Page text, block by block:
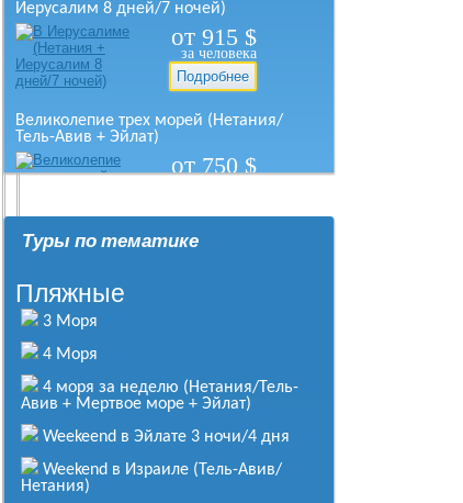
Иерусалим 8 дней/7 ночей)
от 915 $
за человека
Подробнее
Великолепие трех морей (Нетания/
Тель-Авив + Эйлат)
от750 $
Великолепный Израиль (Эйлат,
Весь Израиль за 11 дней (10 ночей)
от721 $
Подробнее
Жемчужина Средиземноморья
Туры по тематике
Пляжные
3 Моря
4 Моря
4 моря за неделю (Нетания/Тель-
Авив + Мертвое море + Эйлат)
Weekeend в Эйлате 3 ночи/4 дня
Weekend в Израиле (Тель-Авив/
Нетания)